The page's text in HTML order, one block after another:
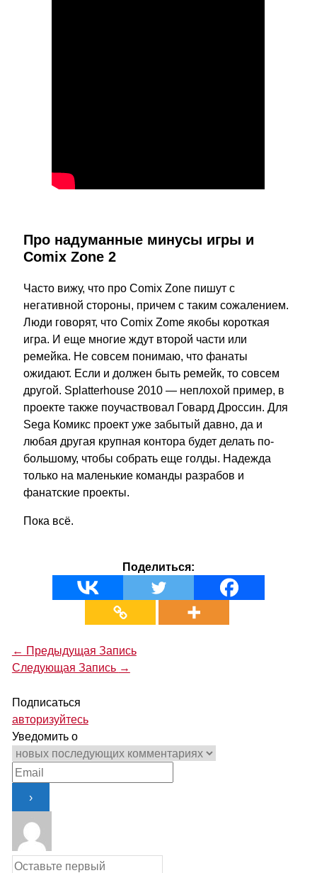
Про надуманные минусы игры и
Comix Zone 2
Часто вижу, что про Comix Zone пишут с
негативной стороны, причем с таким сожалением.
Люди говорят, что Comix Zome якобы короткая
игра. И еще многие ждут второй части или
ремейка. Не совсем понимаю, что фанаты
ожидают. Если и должен быть ремейк, то совсем
другой. Splatterhouse 2010 — неплохой пример, в
проекте также поучаствовал Говард Дроссин. Для
Sega Комикс проект уже забытый давно, да и
любая другая крупная контора будет делать по-
большому, чтобы собрать еще голды. Надежда
только на маленькие команды разрабов и
фанатские проекты.
Пока всё.
Поделиться:
Навигация
по
← Предыдущая Запись
Следующая Запись →
Подписаться
авторизуйтесь
Уведомить о